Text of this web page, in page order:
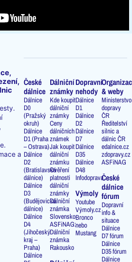
a
České
dálnice
Dálnice
D0
(Pražský
okruh)
Dálnice
D1 (Praha
– Ostrava)
Dálnice
D2
(Bratislavská
dálnice)
Dálnice
D3
(Budějovická
dálnice)
Dálnice
D4
(Jihočeský
kraj –
Praha)
Dálnice
Dálniční
známky
Kde koupit
dálniční
známky
Ceny
dálničních
známek
Jak koupit
dálniční
známku
Ověření
platnosti
dálniční
známky
Dálniční
známka
Slovensko
ASFiNAG:
Dálniční
známka
Rakousko
Dopravní
nehody
Dálnice
D1
Dálnice
D2
Dálnice
D7
Dálnice
D35
Dálnice
D48
Infodoprava
Výmoly
Youtube
Výmoly.cz
Bronco
nebo
Mustang
& weby
Ministerstvo
dopravy
ČR
Ředitelství
silnic a
dálnic ČR
edalnice.cz
zdopravy.cz
ASFiNAG
České
dálnice
fórum
Dopravní
info &
situace
Dálnice
D7 fórum
Dálnice
D35 fórum
Dálnice